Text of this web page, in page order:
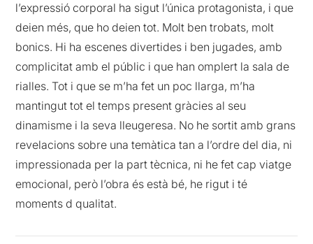
l’expressió corporal ha sigut l’única protagonista, i que
deien més, que ho deien tot. Molt ben trobats, molt
bonics. Hi ha escenes divertides i ben jugades, amb
complicitat amb el públic i que han omplert la sala de
rialles. Tot i que se m’ha fet un poc llarga, m’ha
mantingut tot el temps present gràcies al seu
dinamisme i la seva lleugeresa. No he sortit amb grans
revelacions sobre una temàtica tan a l’ordre del dia, ni
impressionada per la part tècnica, ni he fet cap viatge
emocional, però l’obra és està bé, he rigut i té
moments d qualitat.